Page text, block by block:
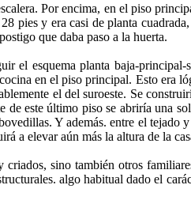
Por encima, en el piso
pies y era casi de planta
que daba paso a la huerta.
esquema planta baja-principal-
en el piso principal. Esto era
el del suroeste. Se
este último piso se abriría una
Y además. entre el tejado
a elevar aún más la altura de la
sino también otros
algo habitual dado el